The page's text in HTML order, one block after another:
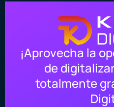
¡Aprovecha la
de
totalmente